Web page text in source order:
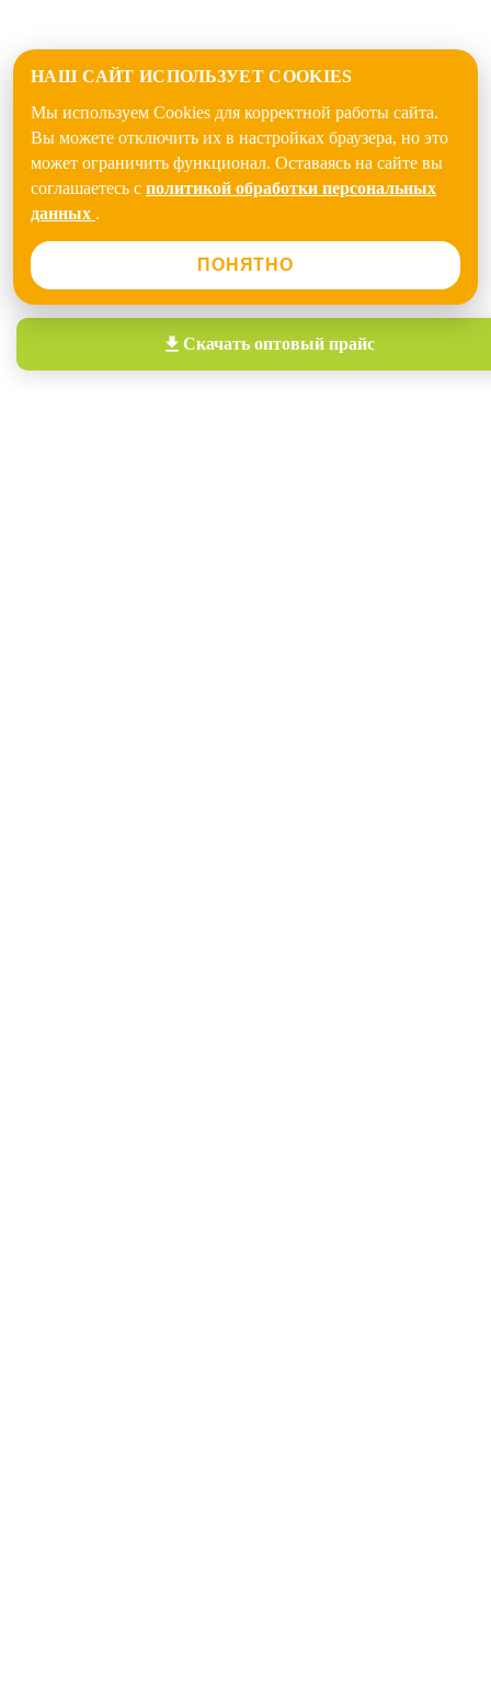
НАШ САЙТ ИСПОЛЬЗУЕТ COOKIES
Мы используем Cookies для корректной работы сайта.
Вы можете отключить их в настройках браузера, но это
может ограничить функционал. Оставаясь на сайте вы
соглашаетесь с политикой обработки персональных
данных .
ПОНЯТНО
Скачать оптовый прайс